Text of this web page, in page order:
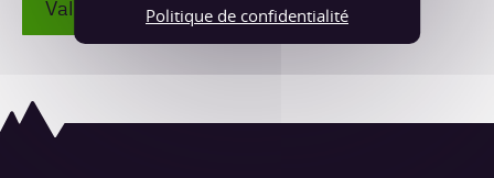
Politique de confidentialité